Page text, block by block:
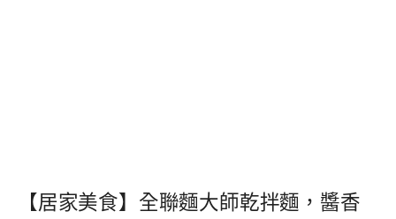
【居家美食】全聯麵大師乾拌麵，醬香